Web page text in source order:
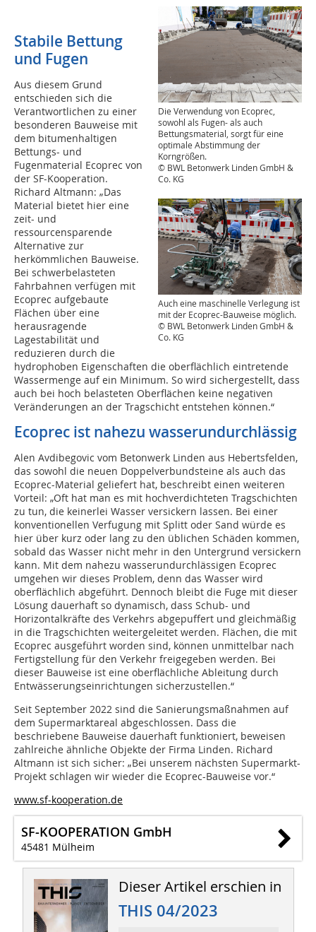
Die Verwendung von Ecoprec,
sowohl als Fugen- als auch
Bettungsmaterial, sorgt für eine
optimale Abstimmung der
Korngrößen.
© BWL Betonwerk Linden GmbH &
Co. KG
Auch eine maschinelle Verlegung ist
mit der Ecoprec-Bauweise möglich.
© BWL Betonwerk Linden GmbH &
Co. KG
Stabile Bettung
und Fugen
Aus diesem Grund
entschieden sich die
Verantwortlichen zu einer
besonderen Bauweise mit
dem bitumenhaltigen
Bettungs- und
Fugenmaterial Ecoprec von
der SF-Kooperation.
Richard Altmann: „Das
Material bietet hier eine
zeit- und
ressourcensparende
Alternative zur
herkömmlichen Bauweise.
Bei schwerbelasteten
Fahrbahnen verfügen mit
Ecoprec aufgebaute
Flächen über eine
herausragende
Lagestabilität und
reduzieren durch die
hydrophoben Eigenschaften die oberflächlich eintretende
Wassermenge auf ein Minimum. So wird sichergestellt, dass
auch bei hoch belasteten Oberflächen keine negativen
Veränderungen an der Tragschicht entstehen können.“
Ecoprec ist nahezu wasserundurchlässig
Alen Avdibegovic vom Betonwerk Linden aus Hebertsfelden,
das sowohl die neuen Doppelverbundsteine als auch das
Ecoprec-Material geliefert hat, beschreibt einen weiteren
Vorteil: „Oft hat man es mit hochverdichteten Tragschichten
zu tun, die keinerlei Wasser versickern lassen. Bei einer
konventionellen Verfugung mit Splitt oder Sand würde es
hier über kurz oder lang zu den üblichen Schäden kommen,
sobald das Wasser nicht mehr in den Untergrund versickern
kann. Mit dem nahezu wasserundurchlässigen Ecoprec
umgehen wir dieses Problem, denn das Wasser wird
oberflächlich abgeführt. Dennoch bleibt die Fuge mit dieser
Lösung dauerhaft so dynamisch, dass Schub- und
Horizontalkräfte des Verkehrs abgepuffert und gleichmäßig
in die Tragschichten weitergeleitet werden. Flächen, die mit
Ecoprec ausgeführt worden sind, können unmittelbar nach
Fertigstellung für den Verkehr freigegeben werden. Bei
dieser Bauweise ist eine oberflächliche Ableitung durch
Entwässerungseinrichtungen sicherzustellen.“
Seit September 2022 sind die Sanierungsmaßnahmen auf
dem Supermarktareal abgeschlossen. Dass die
beschriebene Bauweise dauerhaft funktioniert, beweisen
zahlreiche ähnliche Objekte der Firma Linden. Richard
Altmann ist sich sicher: „Bei unserem nächsten Supermarkt-
Projekt schlagen wir wieder die Ecoprec-Bauweise vor.“
www.sf-kooperation.de
SF-KOOPERATION GmbH
45481 Mülheim
Dieser Artikel erschien in
THIS 04/2023